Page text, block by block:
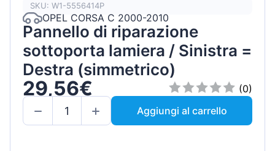
SKU: W1-5556414P
OPEL CORSA C 2000-2010
Pannello di riparazione
sottoporta lamiera / Sinistra =
Destra (simmetrico)
29,56€
(0)
Aggiungi al carrello